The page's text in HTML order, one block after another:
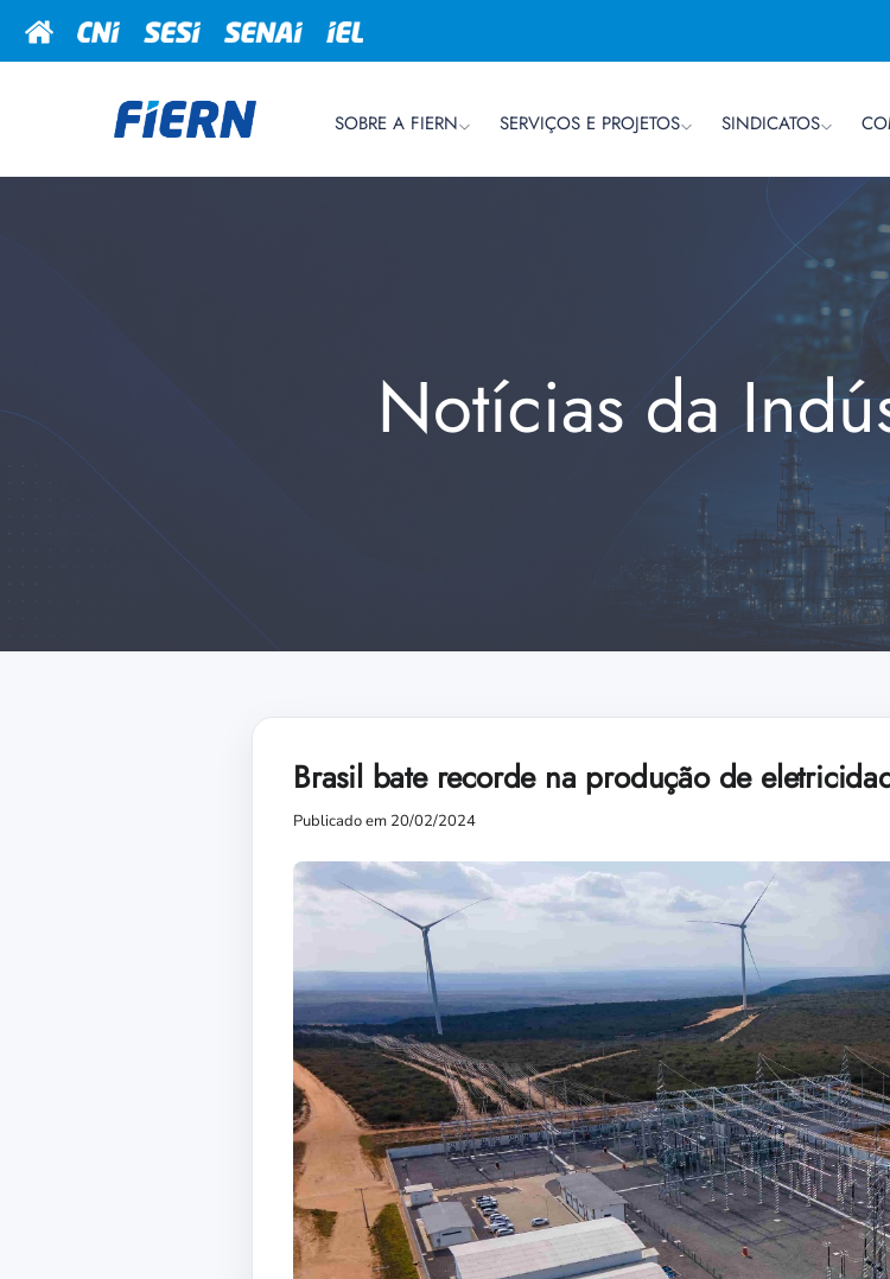
SOBRE A FIERN SERVIÇOS E PROJETOS SINDICATOS
Notícias da
Brasil bate recorde na produção de
Publicado em 20/02/2024